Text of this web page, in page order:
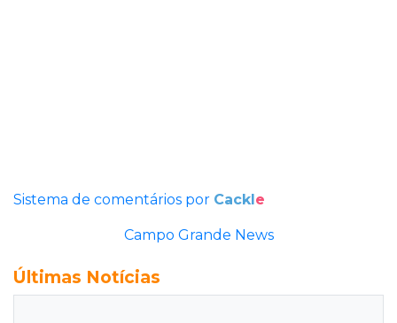
Sistema de comentários por Cackle
Campo Grande News
Últimas Notícias